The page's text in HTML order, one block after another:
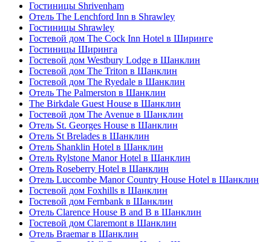
Гостиницы Shrivenham
Отель The Lenchford Inn в Shrawley
Гостиницы Shrawley
Гостевой дом The Cock Inn Hotel в Ширинге
Гостиницы Ширинга
Гостевой дом Westbury Lodge в Шанклин
Гостевой дом The Triton в Шанклин
Гостевой дом The Ryedale в Шанклин
Отель The Palmerston в Шанклин
The Birkdale Guest House в Шанклин
Гостевой дом The Avenue в Шанклин
Отель St. Georges House в Шанклин
Отель St Brelades в Шанклин
Отель Shanklin Hotel в Шанклин
Отель Rylstone Manor Hotel в Шанклин
Отель Roseberry Hotel в Шанклин
Отель Luccombe Manor Country House Hotel в Шанклин
Гостевой дом Foxhills в Шанклин
Гостевой дом Fernbank в Шанклин
Отель Clarence House B and B в Шанклин
Гостевой дом Claremont в Шанклин
Отель Braemar в Шанклин